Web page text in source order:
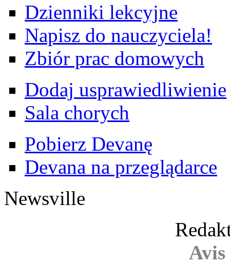
Dzienniki lekcyjne
Napisz do nauczyciela!
Zbiór prac domowych
Dodaj usprawiedliwienie
Sala chorych
Pobierz Devanę
Devana na przeglądarce
Newsville